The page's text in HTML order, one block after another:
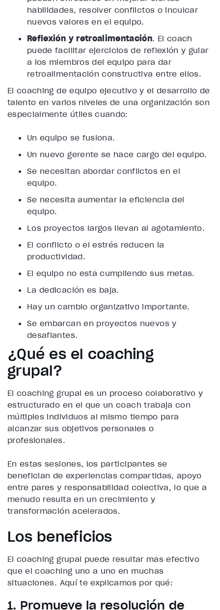
habilidades, resolver conflictos o inculcar
nuevos valores en el equipo.
Reflexión y retroalimentación. El coach
puede facilitar ejercicios de reflexión y guiar
a los miembros del equipo para dar
retroalimentación constructiva entre ellos.
El coaching de equipo ejecutivo y el desarrollo de
talento en varios niveles de una organización son
especialmente útiles cuando:
Un equipo se fusiona.
Un nuevo gerente se hace cargo del equipo.
Se necesitan abordar conflictos en el
equipo.
Se necesita aumentar la eficiencia del
equipo.
Los proyectos largos llevan al agotamiento.
El conflicto o el estrés reducen la
productividad.
El equipo no está cumpliendo sus metas.
La dedicación es baja.
Hay un cambio organizativo importante.
Se embarcan en proyectos nuevos y
desafiantes.
¿Qué es el coaching
grupal?
El coaching grupal es un proceso colaborativo y
estructurado en el que un coach trabaja con
múltiples individuos al mismo tiempo para
alcanzar sus objetivos personales o
profesionales.
En estas sesiones, los participantes se
benefician de experiencias compartidas, apoyo
entre pares y responsabilidad colectiva, lo que a
menudo resulta en un crecimiento y
transformación acelerados.
Los beneficios
El coaching grupal puede resultar más efectivo
que el coaching uno a uno en muchas
situaciones. Aquí te explicamos por qué:
1. Promueve la resolución de